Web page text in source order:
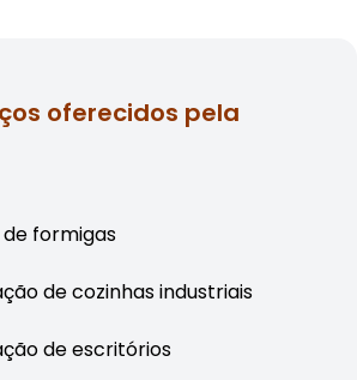
oferecidos pela
formigas
de cozinhas industriais
de escritórios